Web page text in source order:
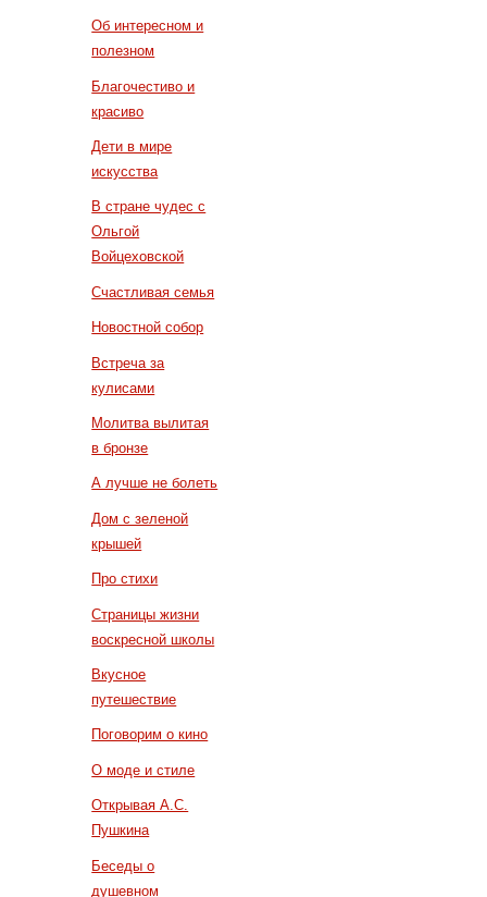
Об интересном и
полезном
Благочестиво и
красиво
Дети в мире
искусства
В стране чудес с
Ольгой
Войцеховской
Счастливая семья
Новостной собор
Встреча за
кулисами
Молитва вылитая
в бронзе
А лучше не болеть
Дом с зеленой
крышей
Про стихи
Страницы жизни
воскресной школы
Вкусное
путешествие
Поговорим о кино
О моде и стиле
Открывая А.С.
Пушкина
Беседы о
душевном